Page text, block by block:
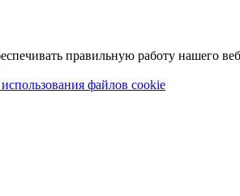
правильную работу нашего
файлов cookie